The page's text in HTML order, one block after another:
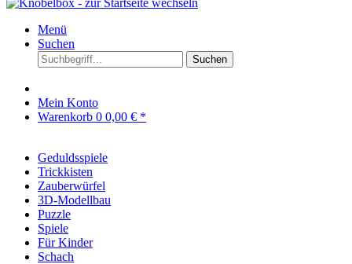
Menü
Suchen
Suchen
Mein Konto
Warenkorb 0 0,00 € *
Geduldsspiele
Trickkisten
Zauberwürfel
3D-Modellbau
Puzzle
Spiele
Für Kinder
Schach